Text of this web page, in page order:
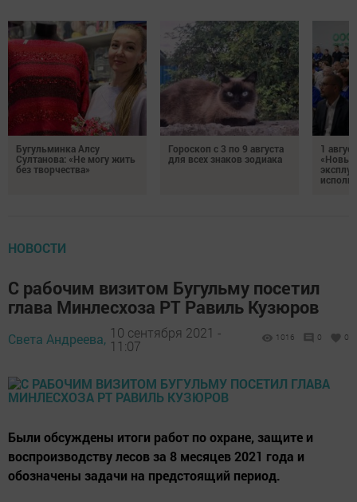
Бугульминка Алсу
Султанова: «Не могу жить
без творчества»
Гороскоп с 3 по 9 августа
для всех знаков зодиака
1
«Новые
НОВОСТИ
С рабочим визитом Бугульму посетил
глава Минлесхоза РТ Равиль Кузюров
Света Андреева, 10 сентября 2021 -
11:07
1016 0 0
Были обсуждены итоги работ по охране, защите и
воспроизводству лесов за 8 месяцев 2021 года и
обозначены задачи на предстоящий период.